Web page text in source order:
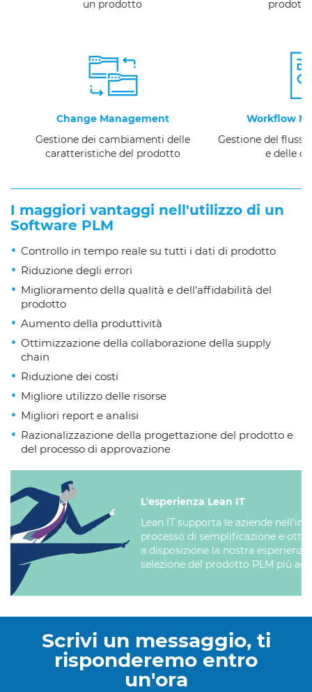
un prodotto
Change Management
Gestione dei cambiamenti delle
caratteristiche del prodotto
Workflow
Gestione del
e delle
I maggiori vantaggi nell'utilizzo di un
Software PLM
Controllo in tempo reale su tutti i dati di prodotto
Riduzione degli errori
Miglioramento della qualità e dell'affidabilità del
prodotto
Aumento della produttività
Ottimizzazione della collaborazione della supply
chain
Riduzione dei costi
Migliore utilizzo delle risorse
Migliori report e analisi
Razionalizzazione della progettazione del prodotto e
del processo di approvazione
L'esperienza Lean IT
Lean IT supporta le aziende
processo di semplificazione e
a disposizione la nostra
selezione del prodotto PLM più
Scrivi un messaggio, ti
risponderemo entro
un'ora